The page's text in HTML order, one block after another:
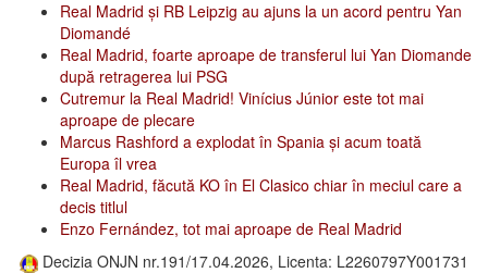
Real Madrid și RB Leipzig au ajuns la un acord pentru Yan
Diomandé
Real Madrid, foarte aproape de transferul lui Yan Diomande
după retragerea lui PSG
Cutremur la Real Madrid! Vinícius Júnior este tot mai
aproape de plecare
Marcus Rashford a explodat în Spania și acum toată
Europa îl vrea
Real Madrid, făcută KO în El Clasico chiar în meciul care a
decis titlul
Enzo Fernández, tot mai aproape de Real Madrid
Decizia ONJN nr.191/17.04.2026, Licenta: L2260797Y001731